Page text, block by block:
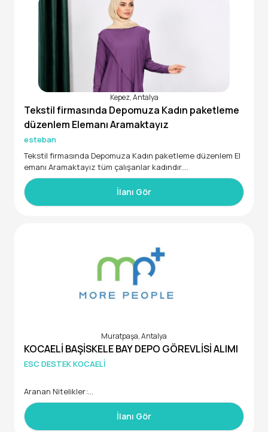
Kepez, Antalya
Tekstil firmasında Depomuza Kadın paketleme
düzenlem Elemanı Aramaktayız
esteban
Tekstil firmasında Depomuza Kadın paketleme düzenlem El
emanı Aramaktayız tüm çalışanlar kadındır.
Antalya/Kepez
Tel; 0551 561 00 15 Arayabilir yada whatsaptan mesaj yazab
Çalışma şartları; Askeri ücret + Sigorta + Yemek.
İlanı Gör
Muratpaşa, Antalya
KOCAELİ BAŞİSKELE BAY DEPO GÖREVLİSİ ALIMI
ESC DESTEK KOCAELİ
Aranan Nitelikler:
* 18–45 yaş aralığında
* Adli sicil kaydı temiz
* Çalışmaya engel herhangi bir sağlık sorunu bulunmayan
İlanı Gör